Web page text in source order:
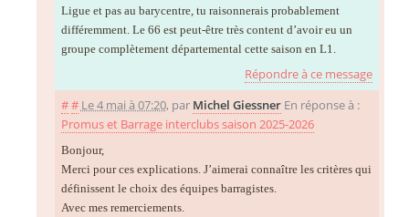
Ligue et pas au barycentre, tu raisonnerais probablement
différemment. Le 66 est peut-être très content d’avoir eu un
groupe complètement départemental cette saison en L1.
Répondre à ce message
## Le 4 mai à 07:20, par Michel Giessner En réponse à :
Promus et Barrage interclubs saison 2025-2026
Bonjour,
Merci pour ces explications. J’aimerai connaître les critères qui
définissent le choix des équipes barragistes.
Avec mes remerciements.